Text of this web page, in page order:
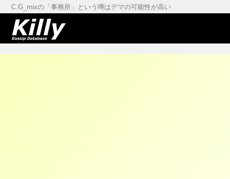
C.G_mixの「事務所」という噂はデマの可能性が高い